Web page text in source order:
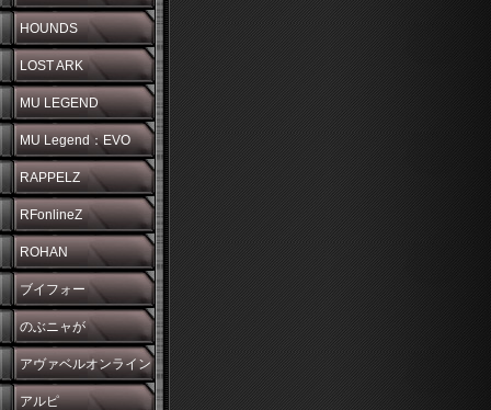
HOUNDS
LOST ARK
MU LEGEND
MU Legend：EVO
RAPPELZ
RFonlineZ
ROHAN
ブイフォー
のぶニャが
アヴァベルオンライン
アルピ